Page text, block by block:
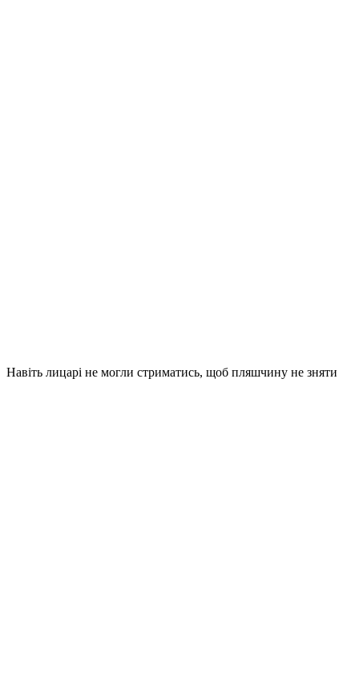
Навіть лицарі не могли стриматись, щоб пляшчину не зняти